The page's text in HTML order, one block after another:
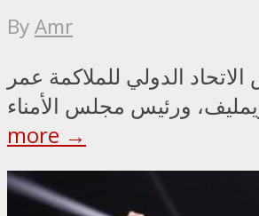
ByAmr
الدولي للملاكمة عمر
more →